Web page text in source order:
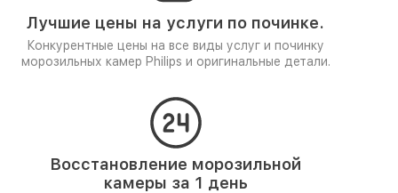
Лучшие цены на услуги по починке.
Конкурентные цены на все виды услуг и починку
морозильных камер Philips и оригинальные детали.
Восстановление морозильной
камеры за 1 день